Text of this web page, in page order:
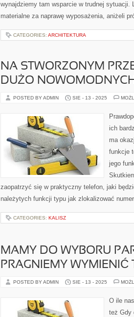
wynajdziemy tam wsparcie w trudnej sytuacji.
materialne za naprawę wyposażenia, aniżeli
CATEGORIES: ARCHITEKTURA
NA STWORZONYM
DUŻO
POSTED BY ADMIN SIE - 13 - 2025
ich
ma
funkcje
jego
zaopatrzyć się w praktyczny telefon, jaki
należytych funkcji typu jak zlokalizować
CATEGORIES: KALISZ
MAMY DO WYBORU
PRAGNIEMY WYMIENIĆ
POSTED BY ADMIN SIE - 13 - 2025
O ile
też Gdy